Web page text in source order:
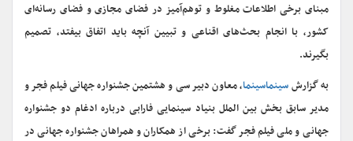
مبنای برخی اطلاعات مغلوط و توهم‌آمیز در فضای مجازی و فضای رسانه‌ای
کشور، با انجام بحث‌های اقناعی و تبیین آنچه باید اتفاق بیفتد، تصمیم
بگیرند.
به گزارشسینماسینما، معاون دبیر سی و هشتمین جشنواره جهانی فیلم فجر و
مدیر سابق بخش بین الملل بنیاد سینمایی فارابی درباره ادغام دو جشنواره
جهانی و ملی فیلم فجر گفت: برخی از همکاران و همراهان جشنواره جهانی در